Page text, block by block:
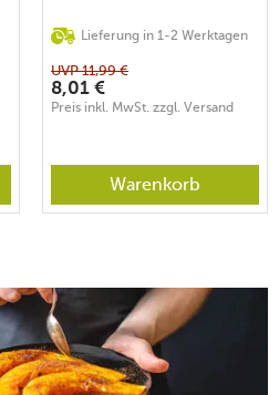
Lieferung in 1-2 Werktagen
UVP11,99 €
8,01 €
Preis inkl. MwSt. zzgl. Versand
Warenkorb